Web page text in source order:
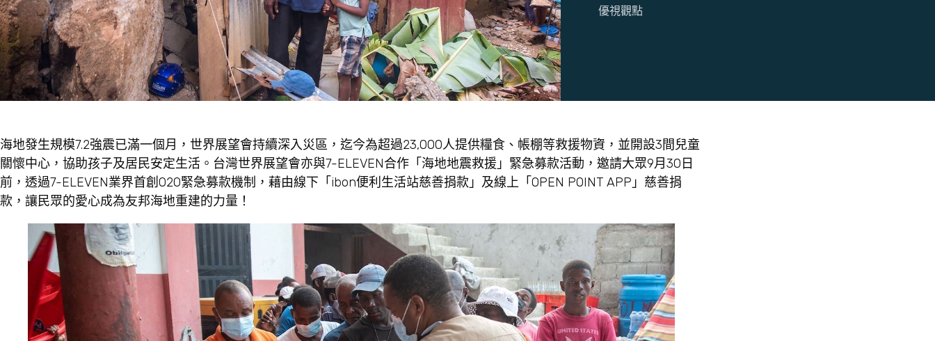
優視觀點
海地發生規模7.2強震已滿一個月，世界展望會持續深入災區，迄今為超過23,000人提供糧食、帳棚等救援物資，並開設3間兒童
關懷中心，協助孩子及居民安定生活。台灣世界展望會亦與7-ELEVEN合作「海地地震救援」緊急募款活動，邀請大眾9月30日
前，透過7-ELEVEN業界首創O2O緊急募款機制，藉由線下「ibon便利生活站慈善捐款」及線上「OPEN POINT APP」慈善捐
款，讓民眾的愛心成為友邦海地重建的力量！